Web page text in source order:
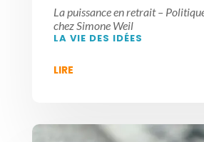
La puissance en retrait –
chez Simone Weil
LA VIE DES IDÉES
LIRE